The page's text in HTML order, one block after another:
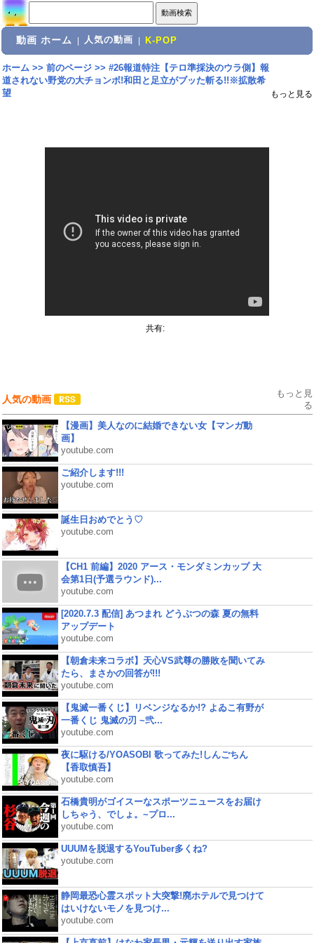
動画 ホーム 人気の動画 K-POP
ホーム>> 前のページ>> #26報道特注【テロ準採決のウラ側】報
道されない野党の大チョンボ!和田と足立がブッた斬る!!※拡散希
望
もっと見る
共有:
人気の動画
もっと見
る
【漫画】美人なのに結婚できない女【マンガ動
画】
youtube.com
ご紹介します!!!
youtube.com
誕生日おめでとう♡
youtube.com
【CH1 前編】2020 アース・モンダミンカップ 大
会第1日(予選ラウンド)...
youtube.com
[2020.7.3 配信] あつまれ どうぶつの森 夏の無料
アップデート
youtube.com
【朝倉未来コラボ】天心VS武尊の勝敗を聞いてみ
たら、まさかの回答が!!!
youtube.com
【鬼滅一番くじ】リベンジなるか!? よゐこ有野が
一番くじ 鬼滅の刃 ~弐...
youtube.com
夜に駆ける/YOASOBI 歌ってみた!しんごちん
【香取慎吾】
youtube.com
石橋貴明がゴイスーなスポーツニュースをお届け
しちゃう、でしょ。~プロ...
youtube.com
UUUMを脱退するYouTuber多くね?
youtube.com
静岡最恐心霊スポット大突撃!廃ホテルで見つけて
はいけないモノを見つけ...
youtube.com